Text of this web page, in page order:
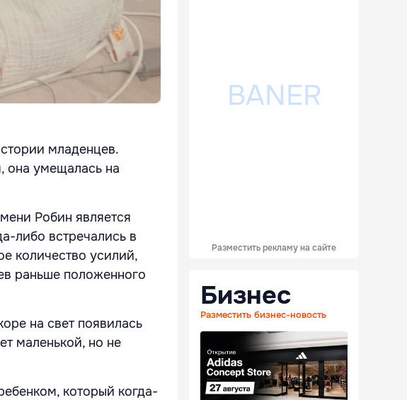
младенцев.
она умещалась на
Робин является
либо встречались в
количество усилий,
раньше положенного
на свет появилась
маленькой, но не
который когда-
Разместить рекламу на сайте
Бизнес
Разместить бизнес-новость